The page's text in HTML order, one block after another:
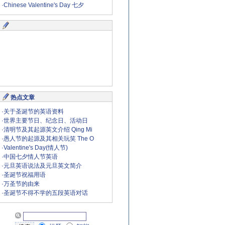
·Chinese Valentine's Day 七夕
热点文章
·关于圣诞节的英语资料
·世界主要节日、纪念日、活动日
·清明节及其起源英文介绍 Qing Mi
·愚人节的起源及其相关玩笑 The O
·Valentine's Day(情人节)
·中国七夕情人节英语
·元旦英语说法及元旦英文简介
·圣诞节祝福用语
·万圣节的由来
·圣诞节不得不学的五段英语对话